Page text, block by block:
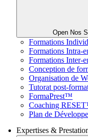
Open Nos
Formations
Formations Intra-
Formations Inter-
Conception de
Organisation de
Tutorat post-
FormaPrest™
Coaching
Plan de
Expertises &